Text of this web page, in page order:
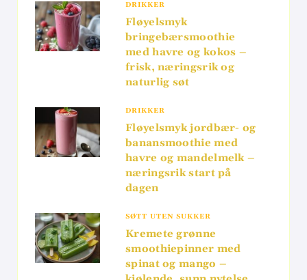
DRIKKER
Fløyelsmyk
bringebærsmoothie
med havre og kokos –
frisk, næringsrik og
naturlig søt
DRIKKER
Fløyelsmyk jordbær- og
banansmoothie med
havre og mandelmelk –
næringsrik start på
dagen
SØTT UTEN SUKKER
Kremete grønne
smoothiepinner med
spinat og mango –